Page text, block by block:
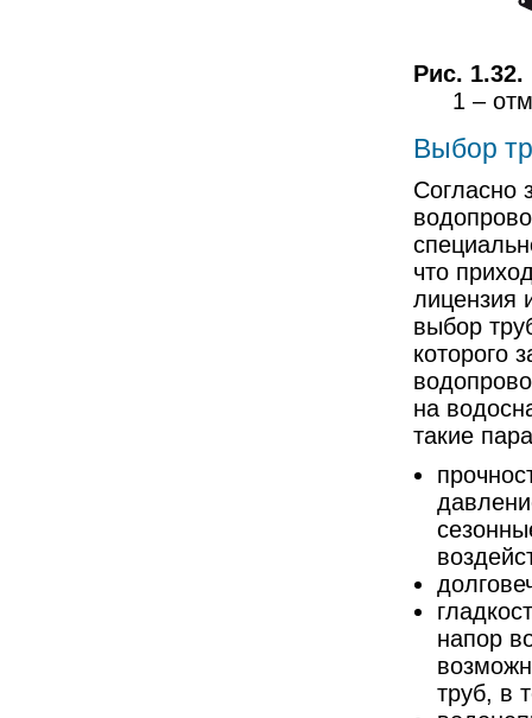
Рис. 1.32.
1 –
Выбор
Согласно
что
лицензия
выбор
которого
на
такие
напор
труб, в